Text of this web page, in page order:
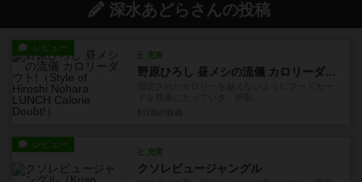
深水あどらさんの投稿
レビュー
充実
野原ひろし 昼メシの流儀 カロリーダウト!
レビュー
充実
クソレビュージャングル